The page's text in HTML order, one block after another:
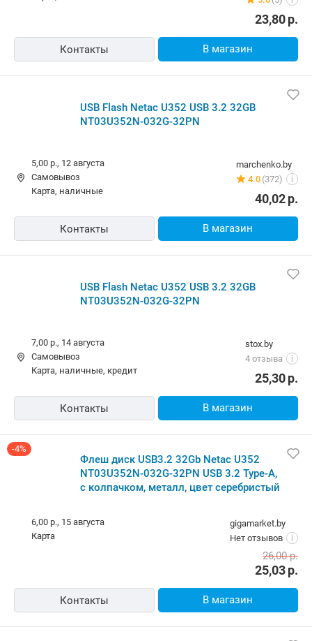
23,80р.
Контакты В магазин
USB Flash Netac U352 USB 3.2 32GB
NT03U352N-032G-32PN
marchenko.by
4.0 (372) i
5,00 р., 12 августа
Самовывоз
карта, наличные
40,02р.
Контакты В магазин
USB Flash Netac U352 USB 3.2 32GB
NT03U352N-032G-32PN
stox.by
4 отзыва
i
7,00 р., 14 августа
Самовывоз
карта, наличные, кредит
25,30р.
Контакты В магазин
-4%
Флеш диск USB3.2 32Gb Netac U352
NT03U352N-032G-32PN USB 3.2 Type-A,
с колпачком, металл, цвет серебристый
gigamarket.by
Нет отзывов
i
6,00 р., 15 августа
карта
25,03р.
26,00р.
Контакты В магазин